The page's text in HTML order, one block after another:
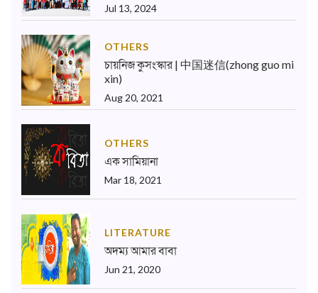
Jul 13, 2024
OTHERS
চায়নিজ কুসংস্কার | 中国迷信(zhong guo mi
xin)
Aug 20, 2021
OTHERS
এক সামিয়ানা
Mar 18, 2021
LITERATURE
অদম্য আমার বাবা
Jun 21, 2020